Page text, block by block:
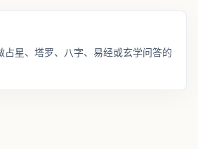
占星、塔罗、八字、易经或玄学问答的